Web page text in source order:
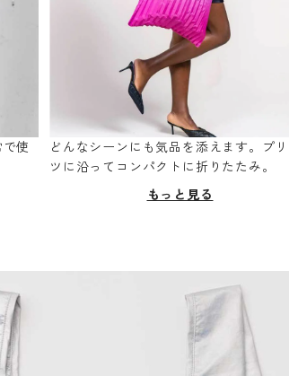
使
どんなシーンにも気品を添えます。プ
ツに沿ってコンパクトに折りたたみ。
もっと見る